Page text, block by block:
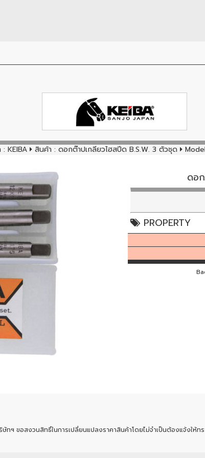
: KEIBA สินค้า : ดอกต๊าปเกลียวไฮสปีด B.S.W. 3 ตัวชุด
ดอ
PROPERTY
ษัทฯ ขอสงวนสิทธิ์ในการเปลี่ยนแปลงราคาสินค้าโดยไม่จำเป็นต้องแจ้งให้ท